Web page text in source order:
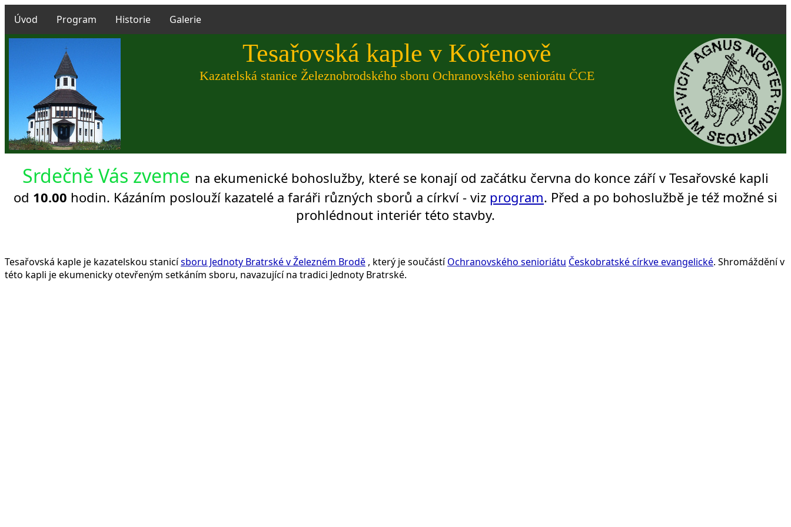
Úvod Program Historie Galerie
Tesařovská kaple v Kořenově
Kazatelská stanice Železnobrodského sboru Ochranovského seniorátu ČCE
Srdečně Vás zveme na ekumenické bohoslužby, které se konají od začátku června do konce září v Tesařovské kapli
od 10.00 hodin. Kázáním poslouží kazatelé a faráři různých sborů a církví - viz program. Před a po bohoslužbě je též možné si
prohlédnout interiér této stavby.
Tesařovská kaple je kazatelskou stanicísboru Jednoty Bratrské v Železném Brodě , který je součástíOchranovského senioriátu Českobratské církve evangelické. Shromáždění v
této kapli je ekumenicky otevřeným setkáním sboru, navazující na tradici Jednoty Bratrské.